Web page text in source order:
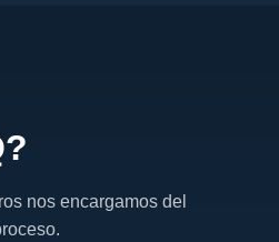
nos encargamos del